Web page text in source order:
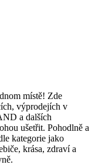
místě! Zde
výprodejích v
a dalších
ušetřit. Pohodlně a
kategorie jako
krása, zdraví a